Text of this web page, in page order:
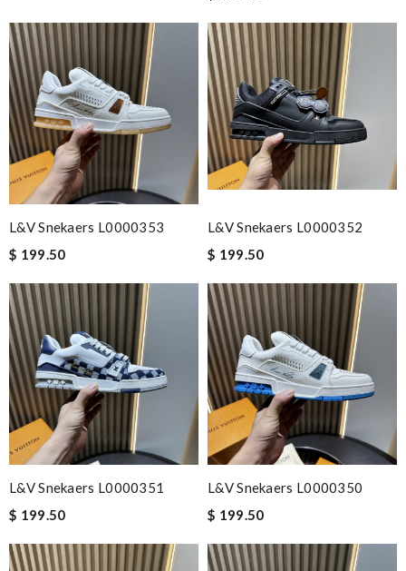
L&V Snekaers L0000353
$ 199.50
L&V Snekaers L0000352
$ 199.50
L&V Snekaers L0000351
$ 199.50
L&V Snekaers L0000350
$ 199.50